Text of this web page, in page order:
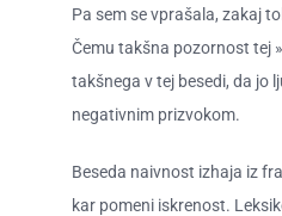
Pa sem se vprašala, zakaj
Čemu takšna pozornost tej
takšnega v tej besedi, da jo
negativnim prizvokom.
Beseda naivnost izhaja iz
kar pomeni iskrenost.